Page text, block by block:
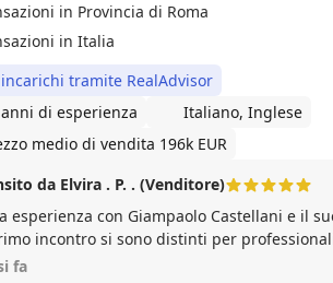
in Provincia di Roma
in Italia
tramite RealAdvisor
di esperienza
Italiano, Inglese
medio di vendita 196k EUR
da Elvira . P. . (Venditore)
esperienza con Giampaolo Castellani e il
incontro si sono distinti per
immobiliare. Giampaolo, con la sua
fa